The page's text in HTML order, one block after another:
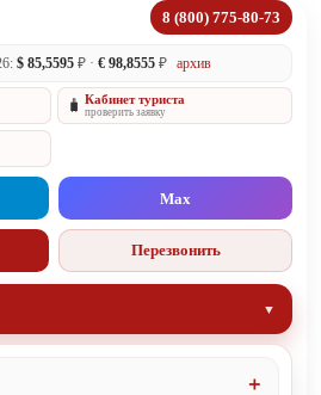
8 (800) 775-80-73
$ 85,5595 ₽ · € 98,8555 ₽ архив
🧳 Кабинет туриста
проверить заявку
Max
Перезвонить